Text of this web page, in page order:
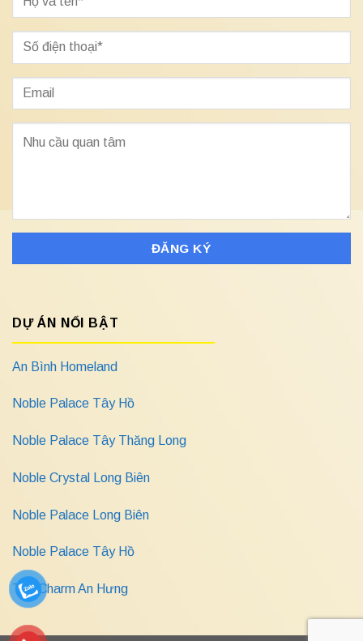
DỰ ÁN NỔI BẬT
An Bình Homeland
Noble Palace Tây Hồ
Noble Palace Tây Thăng Long
Noble Crystal Long Biên
Noble Palace Long Biên
Noble Palace Tây Hồ
The Charm An Hưng